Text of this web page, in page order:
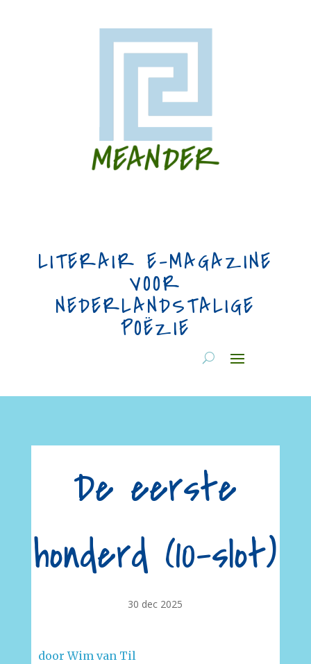
LITERAIR E-MAGAZINE
VOOR
NEDERLANDSTALIGE
POËZIE
De eerste
honderd (10-slot)
30 dec 2025
door Wim van Til